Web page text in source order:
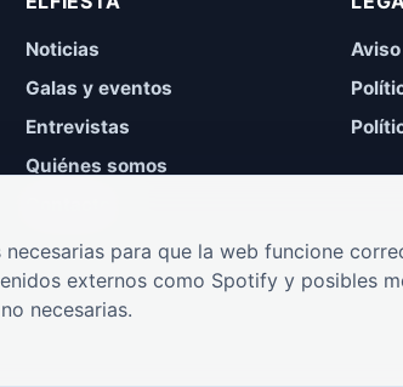
Noticias
Galas y eventos
Entrevistas
Quiénes somos
para que la web funcione
externos como Spotify y posibles
necesarias.